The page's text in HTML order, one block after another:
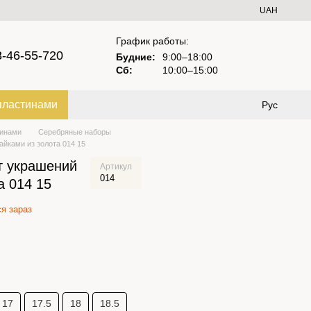
UAH
46-55-720
График работы:
Будние:
9:00–18:00
Сб:
10:00–15:00
Рус
Серебряные наборы
из золота 014 15
украшений
014 15
Артикул
014
зараз
17 17.5 18 18.5